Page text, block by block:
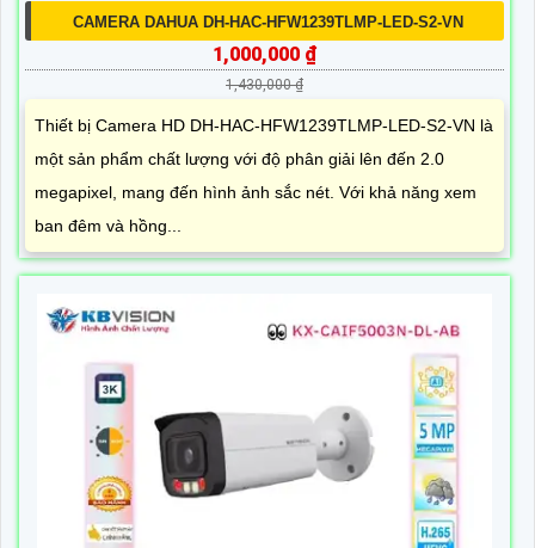
CAMERA DAHUA DH-HAC-HFW1239TLMP-LED-S2-VN
1,000,000 ₫
1,430,000 ₫
Thiết bị Camera HD DH-HAC-HFW1239TLMP-LED-S2-VN là
một sản phẩm chất lượng với độ phân giải lên đến 2.0
megapixel, mang đến hình ảnh sắc nét. Với khả năng xem
ban đêm và hồng...